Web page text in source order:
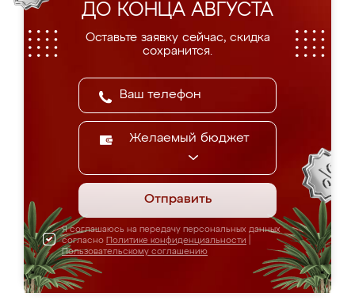
ДО КОНЦА АВГУСТА
Оставьте заявку сейчас, скидка
сохранится.
Желаемый бюджет
Отправить
Я соглашаюсь на передачу персональных данных
согласно Политике конфиденциальности
Пользовательскому соглашению